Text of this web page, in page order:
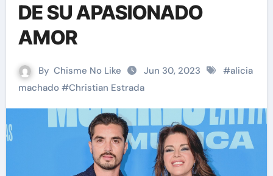
DE SU APASIONADO
AMOR
By Chisme No Like Jun 30, 2023 #alicia
machado#Christian Estrada